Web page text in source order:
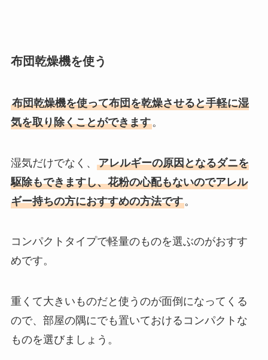
布団乾燥機を使う
布団乾燥機を使って布団を乾燥させると手軽に湿
気を取り除くことができます。
湿気だけでなく、 アレルギーの原因となるダニを
駆除もできますし、花粉の心配もないのでアレル
ギー持ちの方におすすめの方法です。
コンパクトタイプで軽量のものを選ぶのがおすす
めです。
重くて大きいものだと使うのが面倒になってくる
ので、部屋の隅にでも置いておけるコンパクトな
ものを選びましょう。